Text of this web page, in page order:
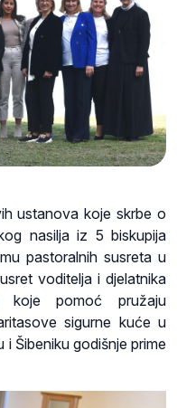
ustanova koje skrbe o
nasilja iz 5 biskupija
pastoralnih susreta u
voditelja i djelatnika
koje pomoć pružaju
sigurne kuće u
i Šibeniku godišnje prime